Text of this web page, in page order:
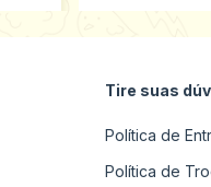
Tire suas
Política de
Política de